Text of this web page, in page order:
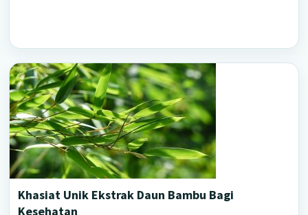
Khasiat Unik Ekstrak Daun Bambu Bagi
Kesehatan